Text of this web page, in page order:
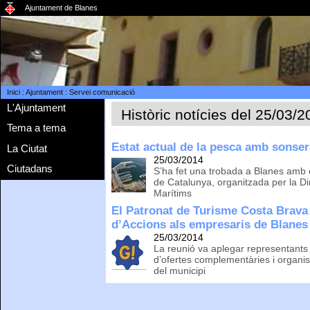
Ajuntament de Blanes
Inici: Ajuntament: Servei comunicació
L'Ajuntament
Tema a tema
La Ciutat
Ciutadans
Històric notícies del 25/03/
Estat actual de la pesca amb
25/03/2014
S’ha fet una trobada a Blanes
de Catalunya, organitzada per la
Marítims
El Patronat de Turisme Costa
d’Accions als empresaris de Blanes
25/03/2014
La reunió va aplegar
d’ofertes complementàries i
del municipi